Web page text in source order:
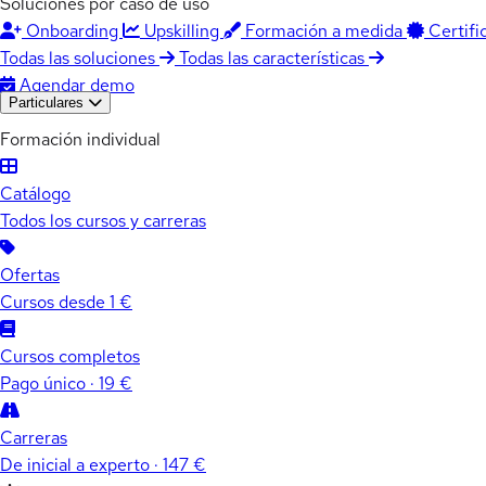
Onboarding
Upskilling Formación a medida
Todas las soluciones
Todas las características
Agendar demo
Particulares
Formación individual
Catálogo
Todos los cursos y carreras
Ofertas
Cursos desde 1 €
Cursos completos
Pago único · 19 €
Carreras
De inicial a experto · 147 €